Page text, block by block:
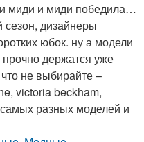
миди и миди победила…
дизайнеры
юбок. ну а модели
держатся уже
не выбирайте –
victoria beckham,
разных моделей и